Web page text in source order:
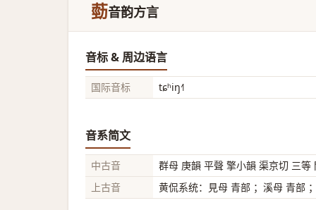
葝音韵方言
音标 & 周边语言
国际音标 tɕʰiŋ˧˥
音系简文
中古音
群母 庚韻 平聲 擎小韻 渠京切 三
上古音
黄侃系统：見母 青部 ；溪母 青部